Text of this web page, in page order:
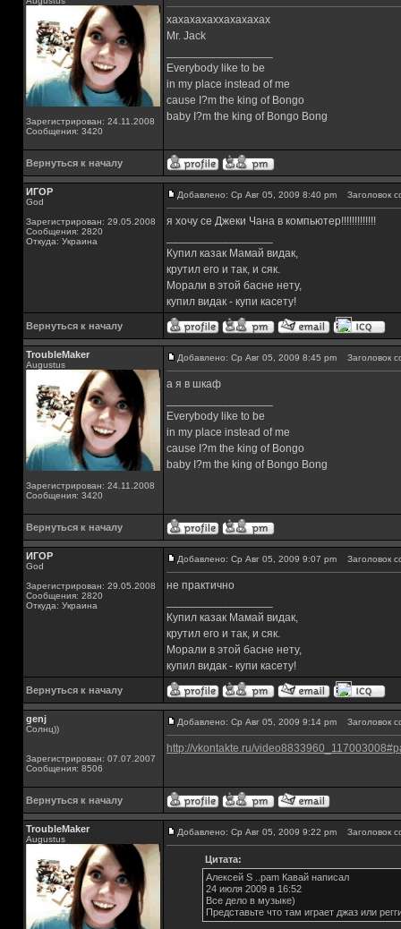
Зарегистрирован: 24.11.2008
Сообщения: 3420
хахахахаххахахахах
Mr. Jack
Everybody like to be
in my place instead of me
cause I?m the king of Bongo
baby I?m the king of Bongo Bong
Вернуться к началу
ИГОР
God
Зарегистрирован: 29.05.2008
Сообщения: 2820
Откуда: Украина
Добавлено: Ср Авг 05, 2009 8:40 pm Заголовок
я хочу се Джеки Чана в компьютер!!!!!!!!!!!!!
Купил казак Мамай видак,
крутил его и так, и сяк.
Морали в этой басне нету,
купил видак - купи касету!
Вернуться к началу
TroubleMaker
Augustus
Зарегистрирован: 24.11.2008
Сообщения: 3420
Добавлено: Ср Авг 05, 2009 8:45 pm Заголовок
а я в шкаф
Everybody like to be
in my place instead of me
cause I?m the king of Bongo
baby I?m the king of Bongo Bong
Вернуться к началу
ИГОР
God
Зарегистрирован: 29.05.2008
Сообщения: 2820
Откуда: Украина
Добавлено: Ср Авг 05, 2009 9:07 pm Заголовок
не практично
Купил казак Мамай видак,
крутил его и так, и сяк.
Морали в этой басне нету,
купил видак - купи касету!
Вернуться к началу
genj
Солнц))
Зарегистрирован: 07.07.2007
Сообщения: 8506
Добавлено: Ср Авг 05, 2009 9:14 pm Заголовок
http://vkontakte.ru/
Вернуться к началу
TroubleMaker
Augustus
Добавлено: Ср Авг 05, 2009 9:22 pm Заголовок
Цитата:
Алексей S ..pam Кавай написал
24 июля 2009 в 16:52
Все дело в музыке)
Представьте что там играет джаз или